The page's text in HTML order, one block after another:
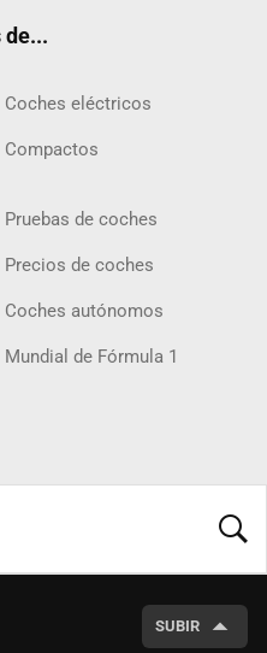
de...
Coches eléctricos
Compactos
Pruebas de coches
Precios de coches
Coches autónomos
Mundial de Fórmula 1
SUBIR